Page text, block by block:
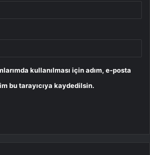
kullanılması için adım, e-posta
bu tarayıcıya kaydedilsin.